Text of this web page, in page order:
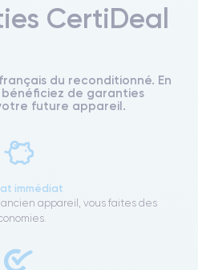
CertiDeal
du reconditionné. En
de garanties
future appareil.
immédiat
appareil, vous faites des